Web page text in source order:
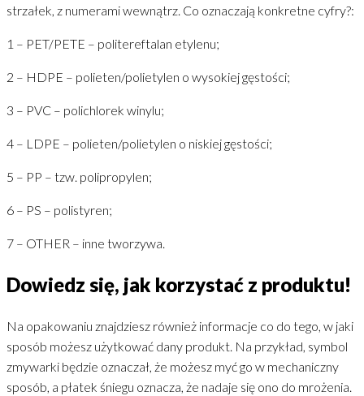
strzałek, z numerami wewnątrz. Co oznaczają konkretne cyfry?:
1 – PET/PETE – politereftalan etylenu;
2 – HDPE – polieten/polietylen o wysokiej gęstości;
3 – PVC – polichlorek winylu;
4 – LDPE – polieten/polietylen o niskiej gęstości;
5 – PP – tzw. polipropylen;
6 – PS – polistyren;
7 – OTHER – inne tworzywa.
Dowiedz się, jak korzystać z produktu!
Na opakowaniu znajdziesz również informacje co do tego, w jaki
sposób możesz użytkować dany produkt. Na przykład, symbol
zmywarki będzie oznaczał, że możesz myć go w mechaniczny
sposób, a płatek śniegu oznacza, że nadaje się ono do mrożenia.